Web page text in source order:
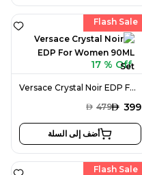
Flash Sale
17 % Off
Versace Crystal Noir EDP For Women 90ML Set
AED 399
AED 479
أضف إلى السلة
Flash Sale